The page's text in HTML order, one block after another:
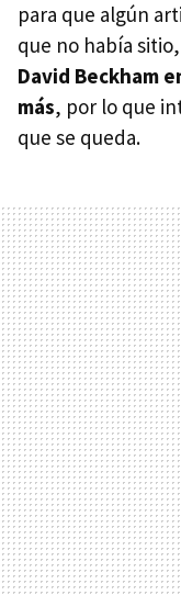
para que algún
que no había
David Beckham
más, por lo que
que se queda.